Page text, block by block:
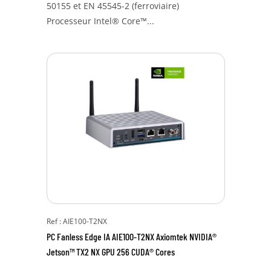
50155 et EN 45545-2 (ferroviaire)
Processeur Intel® Core™...
Ref : AIE100-T2NX
PC Fanless Edge IA AIE100-T2NX Axiomtek NVIDIA®
Jetson™ TX2 NX GPU 256 CUDA® Cores